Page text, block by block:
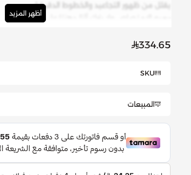
يقلل من ظهور التجاعيد والخطوط الدقيقة.
سريع الامتصاص ولا يترك أثرًا دهنيًا على البشرة.
يحتوي على مكونات طبيعية مثل الفيتامينات والزيوت
أظهر المزيد
334.65
SKU
المبيعات